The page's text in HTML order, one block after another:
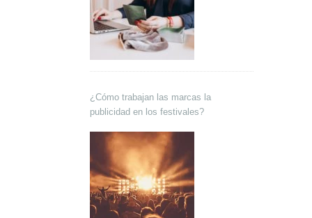
¿Cómo trabajan las marcas la
publicidad en los festivales?